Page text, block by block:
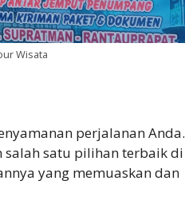
Wisata
perjalanan Anda.
salah satu pilihan terbaik di
yang memuaskan dan